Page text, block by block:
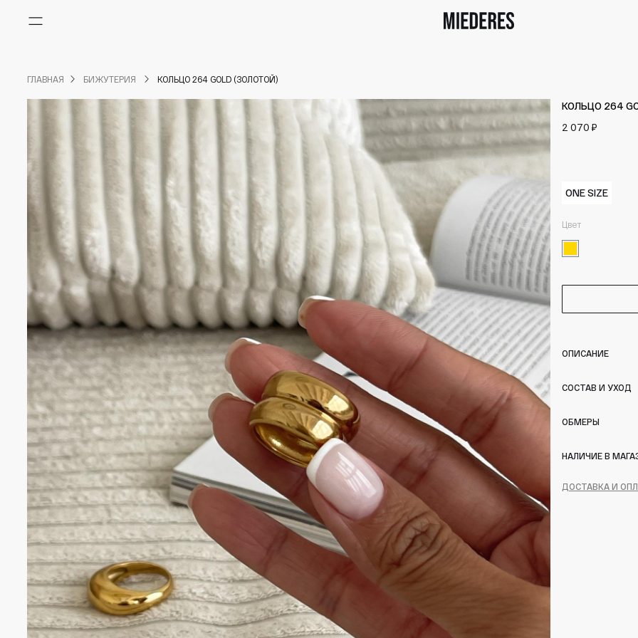
Меню
ГЛАВНАЯ БИЖУТЕРИЯ КОЛЬЦО 264 GOLD (ЗОЛОТОЙ)
КОЛЬЦО 264
2 070 ₽
ONE SIZE
Цвет
ОПИСАНИЕ
СОСТАВ И УХОД
ОБМЕРЫ
НАЛИЧИЕ В
ДОСТАВКА И